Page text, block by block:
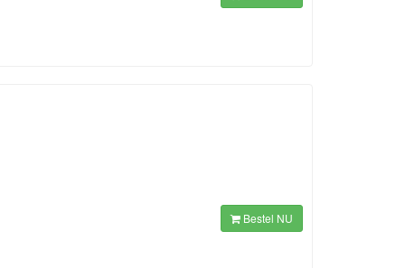
Bestel NU